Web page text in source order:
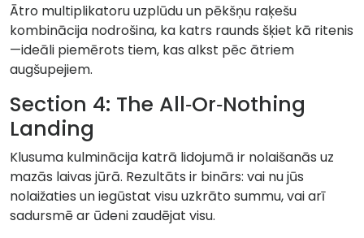
Ātro multiplikatoru uzplūdu un pēkšņu raķešu
kombinācija nodrošina, ka katrs raunds šķiet kā ritenis
—ideāli piemērots tiem, kas alkst pēc ātriem
augšupejiem.
Section 4: The All‑Or‑Nothing
Landing
Klusuma kulminācija katrā lidojumā ir nolaišanās uz
mazās laivas jūrā. Rezultāts ir binārs: vai nu jūs
nolaižaties un iegūstat visu uzkrāto summu, vai arī
sadursmē ar ūdeni zaudējat visu.